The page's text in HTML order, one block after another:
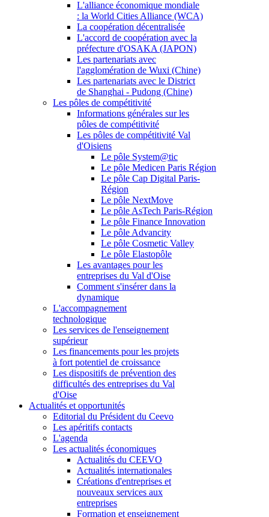
L'alliance économique mondiale
: la World Cities Alliance (WCA)
La coopération décentralisée
L'accord de coopération avec la
préfecture d'OSAKA (JAPON)
Les partenariats avec
l'agglomération de Wuxi (Chine)
Les partenariats avec le District
de Shanghai - Pudong (Chine)
Les pôles de compétitivité
Informations générales sur les
pôles de compétitivité
Les pôles de compétitivité Val
d'Oisiens
Le pôle System@tic
Le pôle Medicen Paris Région
Le pôle Cap Digital Paris-
Région
Le pôle NextMove
Le pôle AsTech Paris-Région
Le pôle Finance Innovation
Le pôle Advancity
Le pôle Cosmetic Valley
Le pôle Elastopôle
Les avantages pour les
entreprises du Val d'Oise
Comment s'insérer dans la
dynamique
L'accompagnement
technologique
Les services de l'enseignement
supérieur
Les financements pour les projets
à fort potentiel de croissance
Les dispositifs de prévention des
difficultés des entreprises du Val
d'Oise
Actualités et opportunités
Editorial du Président du Ceevo
Les apéritifs contacts
L'agenda
Les actualités économiques
Actualités du CEEVO
Actualités internationales
Créations d'entreprises et
nouveaux services aux
entreprises
Formation et enseignement